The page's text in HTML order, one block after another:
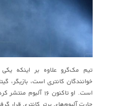
تیم مک‌گرو علاوه بر اینکه یکی
خوانندگان کانتری است، بازیگر،
است. او تاکنون ۱۶